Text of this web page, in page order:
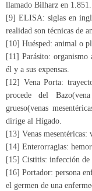
llamado Bilharz en 1.851.
[9] ELISA: siglas en
realidad son técnicas de
[10] Huésped: animal o
[11] Parásito:
él y a sus expensas.
[12] Vena Porta:
procede del
grueso(venas
dirige al Hígado.
[13] Venas
[14] Enterorragias:
[15] Cistitis: infección
[16] Portador: persona
el germen de una